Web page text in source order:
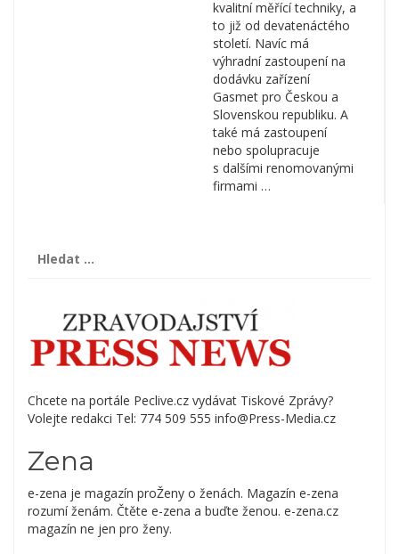
kvalitní měřící techniky, a
to již od devatenáctého
století. Navíc má
výhradní zastoupení na
dodávku zařízení
Gasmet pro Českou a
Slovenskou republiku. A
také má zastoupení
nebo spolupracuje
s dalšími renomovanými
firmami …
Chcete na portále Peclive.cz vydávat Tiskové Zprávy?
Volejte redakci Tel: 774 509 555 info@Press-Media.cz
Zena
e-zena je magazín proŽeny o ženách. Magazín e-zena
rozumí ženám. Čtěte e-zena a buďte ženou. e-zena.cz
magazín ne jen pro ženy.